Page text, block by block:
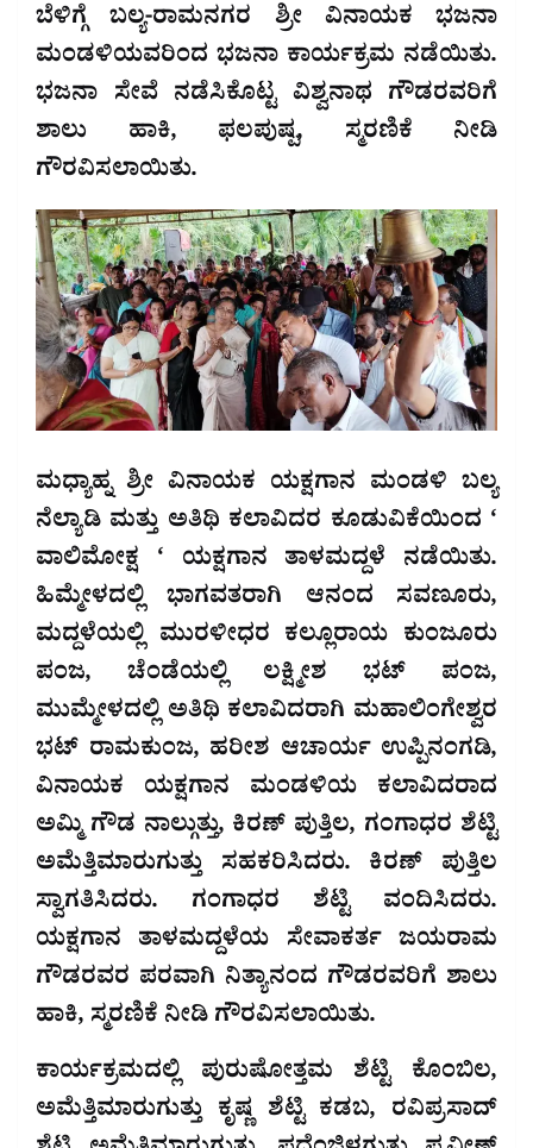
ಬೆಳಿಗ್ಗೆ ಬಲ್ಯ-ರಾಮನಗರ ಶ್ರೀ ವಿನಾಯಕ ಭಜನಾ
ಮಂಡಳಿಯವರಿಂದ ಭಜನಾ ಕಾರ್ಯಕ್ರಮ ನಡೆಯಿತು.
ಭಜನಾ ಸೇವೆ ನಡೆಸಿಕೊಟ್ಟ ವಿಶ್ವನಾಥ ಗೌಡರವರಿಗೆ
ಶಾಲು ಹಾಕಿ, ಫಲಪುಷ್ಪ, ಸ್ಮರಣಿಕೆ ನೀಡಿ
ಗೌರವಿಸಲಾಯಿತು.
ಮಧ್ಯಾಹ್ನ ಶ್ರೀ ವಿನಾಯಕ ಯಕ್ಷಗಾನ ಮಂಡಳಿ ಬಲ್ಯ
ನೆಲ್ಯಾಡಿ ಮತ್ತು ಅತಿಥಿ ಕಲಾವಿದರ ಕೂಡುವಿಕೆಯಿಂದ ‘
ವಾಲಿಮೋಕ್ಷ ‘ ಯಕ್ಷಗಾನ ತಾಳಮದ್ದಳೆ ನಡೆಯಿತು.
ಹಿಮ್ಮೇಳದಲ್ಲಿ ಭಾಗವತರಾಗಿ ಆನಂದ ಸವಣೂರು,
ಮದ್ದಳೆಯಲ್ಲಿ ಮುರಳೀಧರ ಕಲ್ಲೂರಾಯ ಕುಂಜೂರು
ಪಂಜ, ಚೆಂಡೆಯಲ್ಲಿ ಲಕ್ಷ್ಮೀಶ ಭಟ್ ಪಂಜ,
ಮುಮ್ಮೇಳದಲ್ಲಿ ಅತಿಥಿ ಕಲಾವಿದರಾಗಿ ಮಹಾಲಿಂಗೇಶ್ವರ
ಭಟ್ ರಾಮಕುಂಜ, ಹರೀಶ ಆಚಾರ್ಯ ಉಪ್ಪಿನಂಗಡಿ,
ವಿನಾಯಕ ಯಕ್ಷಗಾನ ಮಂಡಳಿಯ ಕಲಾವಿದರಾದ
ಅಮ್ಮಿ ಗೌಡ ನಾಲ್ಗುತ್ತು, ಕಿರಣ್ ಪುತ್ತಿಲ, ಗಂಗಾಧರ ಶೆಟ್ಟಿ
ಅಮೆತ್ತಿಮಾರುಗುತ್ತು ಸಹಕರಿಸಿದರು. ಕಿರಣ್ ಪುತ್ತಿಲ
ಸ್ವಾಗತಿಸಿದರು. ಗಂಗಾಧರ ಶೆಟ್ಟಿ ವಂದಿಸಿದರು.
ಯಕ್ಷಗಾನ ತಾಳಮದ್ದಳೆಯ ಸೇವಾಕರ್ತ ಜಯರಾಮ
ಗೌಡರವರ ಪರವಾಗಿ ನಿತ್ಯಾನಂದ ಗೌಡರವರಿಗೆ ಶಾಲು
ಹಾಕಿ, ಸ್ಮರಣಿಕೆ ನೀಡಿ ಗೌರವಿಸಲಾಯಿತು.
ಕಾರ್ಯಕ್ರಮದಲ್ಲಿ ಪುರುಷೋತ್ತಮ ಶೆಟ್ಟಿ ಕೊಂಬಿಲ,
ಅಮೆತ್ತಿಮಾರುಗುತ್ತು ಕೃಷ್ಣ ಶೆಟ್ಟಿ ಕಡಬ, ರವಿಪ್ರಸಾದ್